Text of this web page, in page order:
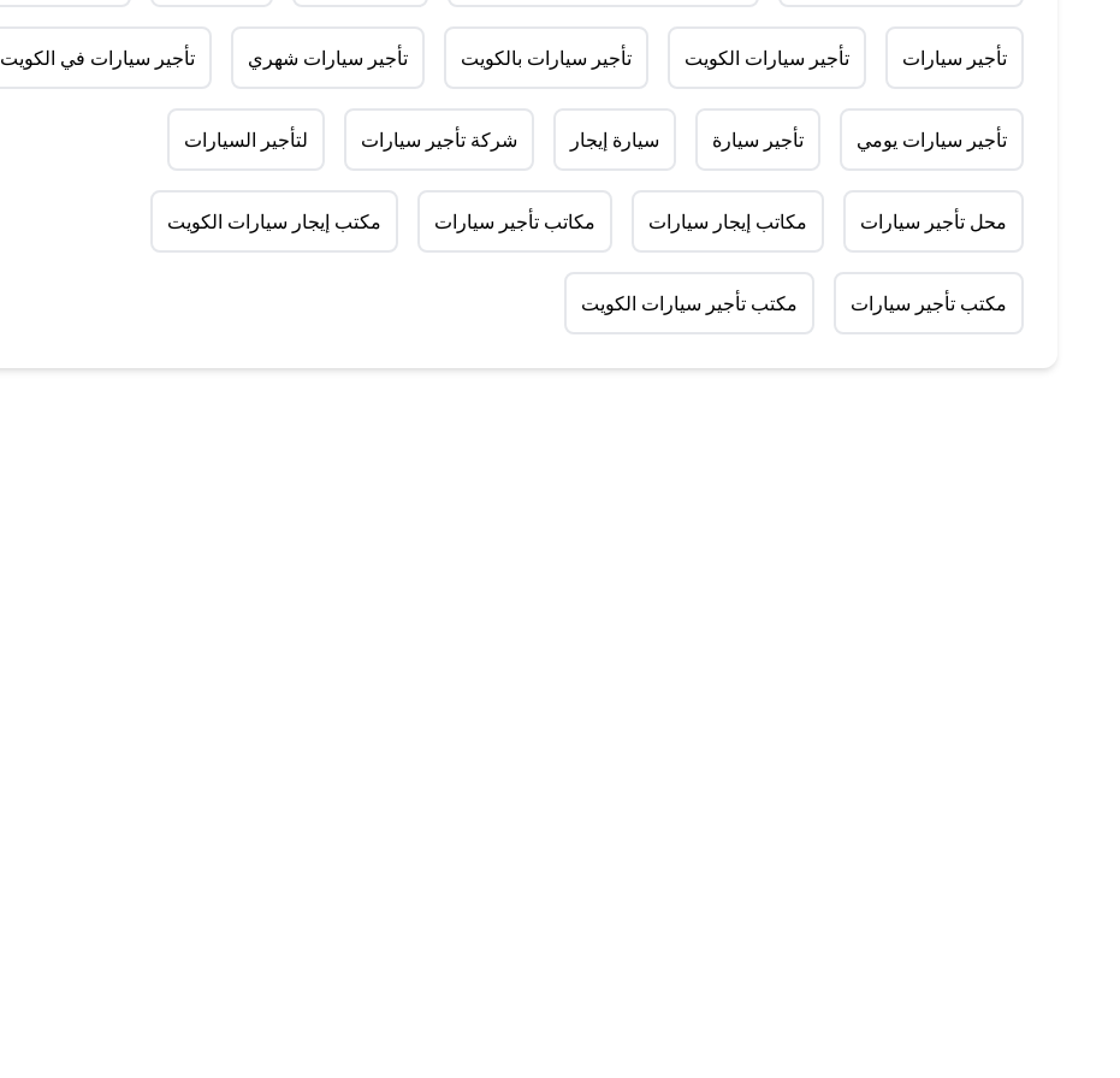
تأجير سيارات تأجير سيارات الكويت تأجير سيارات بالكويت تأجير سيارات شهري تأجير سيارات في الكويت
تأجير سيارات يومي تأجير سيارة سيارة إيجار شركة تأجير سيارات لتأجير السيارات
محل تأجير سيارات مكاتب إيجار سيارات مكاتب تأجير سيارات مكتب إيجار سيارات الكويت
مكتب تأجير سيارات مكتب تأجير سيارات الكويت